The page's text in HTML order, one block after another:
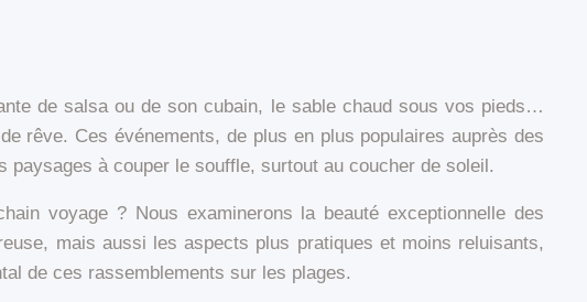
de salsa ou de son cubain, le sable chaud sous vos pieds…
rêve. Ces événements, de plus en plus populaires auprès des
à couper le souffle, surtout au coucher de soleil.
voyage ? Nous examinerons la beauté exceptionnelle des
mais aussi les aspects plus pratiques et moins reluisants,
de ces rassemblements sur les plages.